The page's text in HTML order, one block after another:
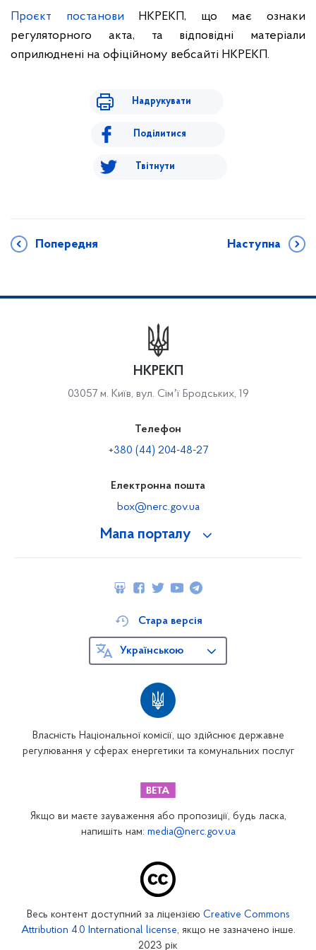
Проєкт постанови НКРЕКП, що має ознаки
регуляторного акта, та відповідні матеріали
оприлюднені на офіційному вебсайті НКРЕКП.
Надрукувати
Поділитися
Твітнути
Попередня Наступна
Мапа порталу
НКРЕКП
03057 м. Київ, вул. Сімʼї Бродських, 19
Телефон
+380 (44) 204-48-27
Електронна пошта
box@nerc.gov.ua
Власність Національної комісії, що здійснює державне
регулювання у сферах енергетики та комунальних послуг
Стара версія
Українською
Якщо ви маєте зауваження або пропозиції, будь ласка,
напишіть нам: media@nerc.gov.ua
Весь контент доступний за ліцензією Creative Commons
Attribution 4.0 International license, якщо не зазначено інше.
2023 рік